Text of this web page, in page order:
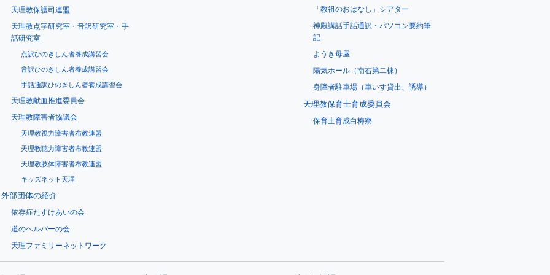
天理教保護司連盟
天理教点字研究室・音訳研究室・手
話研究室
点訳ひのきしん者養成講習会
音訳ひのきしん者養成講習会
手話通訳ひのきしん者養成講習会
天理教献血推進委員会
天理教障害者協議会
天理教視力障害者布教連盟
天理教聴力障害者布教連盟
天理教肢体障害者布教連盟
キッズネット天理
外部団体の紹介
依存症たすけあいの会
道のヘルパーの会
天理ファミリーネットワーク
「教祖のおはなし」シアター
神殿講話手話通訳・パソコン要約筆
記
ようき母屋
陽気ホール（南右第二棟）
身障者駐車場（車いす貸出、誘導）
天理教保育士育成委員会
保育士育成白梅寮